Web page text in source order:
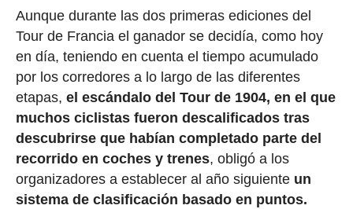
Aunque durante las dos primeras ediciones del
Tour de Francia el ganador se decidía, como hoy
en día, teniendo en cuenta el tiempo acumulado
por los corredores a lo largo de las diferentes
etapas, el escándalo del Tour de 1904, en el que
muchos ciclistas fueron descalificados tras
descubrirse que habían completado parte del
recorrido en coches y trenes, obligó a los
organizadores a establecer al año siguiente un
sistema de clasificación basado en puntos.